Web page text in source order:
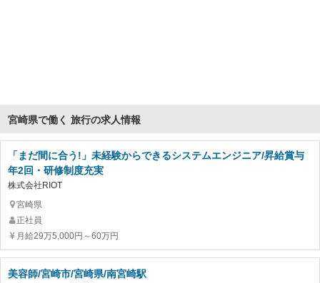
宮崎県で働く 旅行の求人情報
「まだ間に合う!」未経験からできるシステムエンジニア/昇給賞与
年2回・研修制度充実
株式会社RIOT
宮崎県
正社員
月給29万5,000円～60万円
美容師/宮崎市/宮崎県/南宮崎駅